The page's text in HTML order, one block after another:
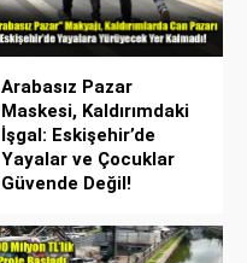
Arabasız Pazar
Maskesi, Kaldırımdaki
İşgal: Eskişehir’de
Yayalar ve Çocuklar
Güvende Değil!